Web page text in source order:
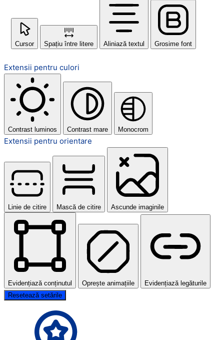
Cursor Spațiu între litere Aliniază textul Grosime font
Extensii pentru culori
Contrast luminos Contrast mare Monocrom
Extensii pentru orientare
Linie de citire Mască de citire Ascunde imaginile
Evidențiază conținutul Oprește animațiile
Evidențiază legăturile
Resetează setările